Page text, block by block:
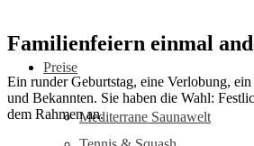
Preise
Mediterrane Saunawelt
Familienfeiern einmal
Ein runder Geburtstag, eine Verlobung,
und Bekannten. Sie haben die Wahl:
dem Rahmen an.